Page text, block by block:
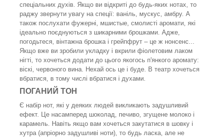
спеціальних духів. Якщо ви відкриті до будь-яких нотах, то
раджу звернути увагу на спеції: ваніль, мускус, амбру. А
також послухати фужерні, мшистые, смолисті аромати, які
ідеально поєднуються з шикарними брошками. Адже,
погодьтеся, вінтажна брошка і грейпфрут – це ж нонсенс...
Якщо вже ви зробили укладку і вкрили фіолетовим лаком
нігті, то хочеться додати до цього якогось п'янкого аромату:
віскі, червоного вина. Нехай ось це і буде. В театр хочеться
вбратися, в тому числі вбратися і духами.
ПОГАНИЙ ТОН
Є набір нот, які у деяких людей викликають задушливий
ефект. Це насамперед шоколад, печиво, згущене молоко і
карамель. Навіть якщо вам хочеться закутатися в шовку і
хутра (апріорно задушливі ноти), то будь ласка, але не